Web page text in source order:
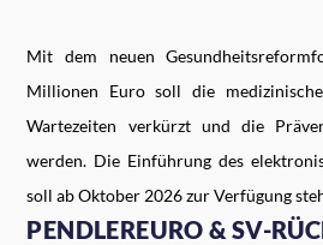
Mit dem neuen
Millionen Euro soll die
Wartezeiten verkürzt und die
werden. Die Einführung des
soll ab Oktober 2026 zur Verfügung
PENDLEREURO & SV-